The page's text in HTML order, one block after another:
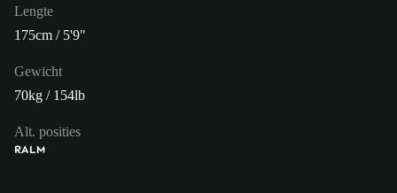
Lengte
175cm / 5'9"
Gewicht
70kg / 154lb
Alt. posities
RALM